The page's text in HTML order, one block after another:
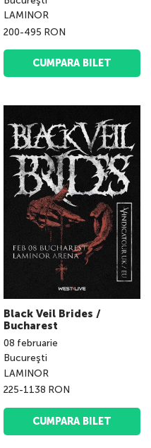
LAMINOR
200-495 RON
CUMPARA BILET
Black Veil Brides /
Bucharest
08 februarie
Bucureşti
LAMINOR
225-1138 RON
CUMPARA BILET